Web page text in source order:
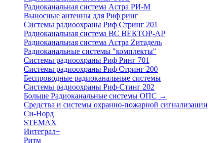
Радиоканальная система Астра РИ-М
Выносные антенны для Риф ринг
Системы радиоохраны Риф Стринг 201
Радиоканальная система ВС ВЕКТОР-АР
Радиоканальная система Астра Zитадель
Радиоканальные системы "комплекты"
Системы радиоохраны Риф Ринг 701
Системы радиоохраны Риф Стринг 200
Беспроводные радиоканальные системы
Системы радиоохраны Риф-Стинг 202
Больше Радиоканальные системы ОПС →
Средства и системы охранно-пожарной сигнализации
Си-Норд
STEMAX
Интеграл+
Ритм